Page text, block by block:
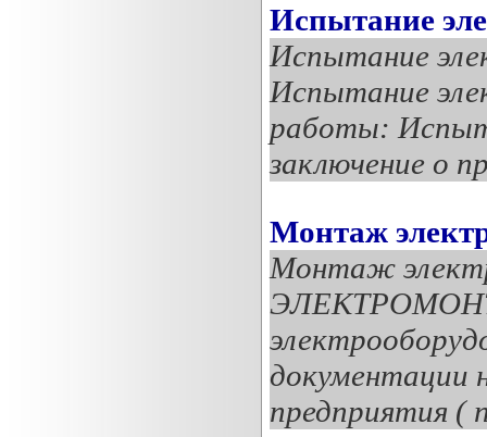
Испытание
Испытание
Испытание
работы:
заключение о
Монтаж
Монтаж
документации
предприятия (